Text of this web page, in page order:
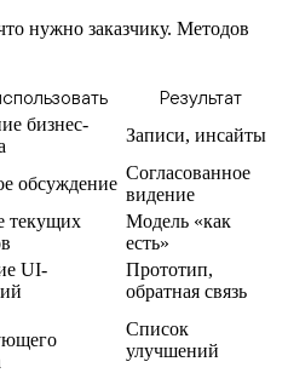
нужно заказчику. Методов
Результат
бизнес-
Записи, инсайты
обсуждение
Согласованное
видение
текущих
Модель «как
есть»
UI-
Прототип,
обратная связь
Список
улучшений